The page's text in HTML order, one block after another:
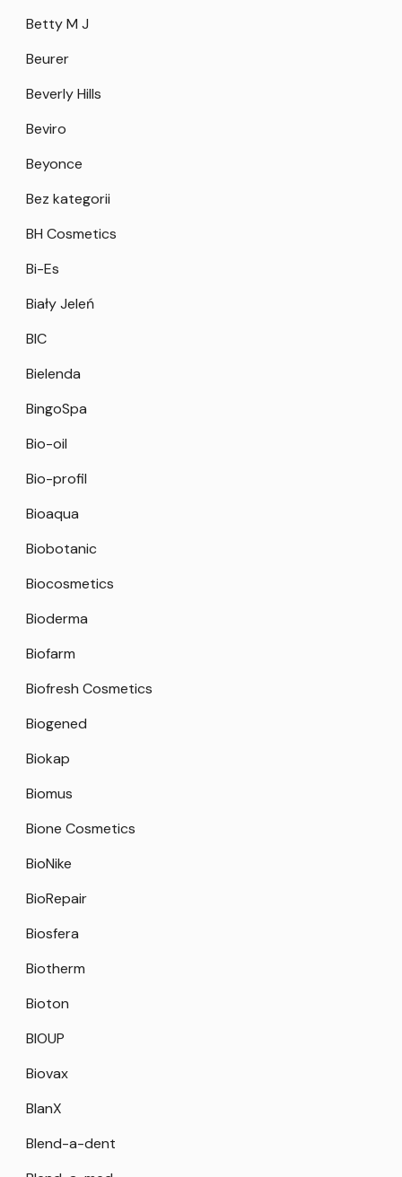
Betty M J
Beurer
Beverly Hills
Beviro
Beyonce
Bez kategorii
BH Cosmetics
Bi-Es
Biały Jeleń
BIC
Bielenda
BingoSpa
Bio-oil
Bio-profil
Bioaqua
Biobotanic
Biocosmetics
Bioderma
Biofarm
Biofresh Cosmetics
Biogened
Biokap
Biomus
Bione Cosmetics
BioNike
BioRepair
Biosfera
Biotherm
Bioton
BIOUP
Biovax
BlanX
Blend-a-dent